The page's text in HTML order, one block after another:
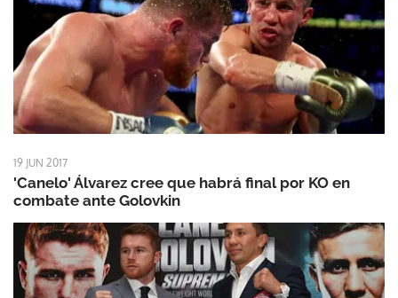
19 JUN 2017
'Canelo' Álvarez cree que habrá final por KO en
combate ante Golovkin